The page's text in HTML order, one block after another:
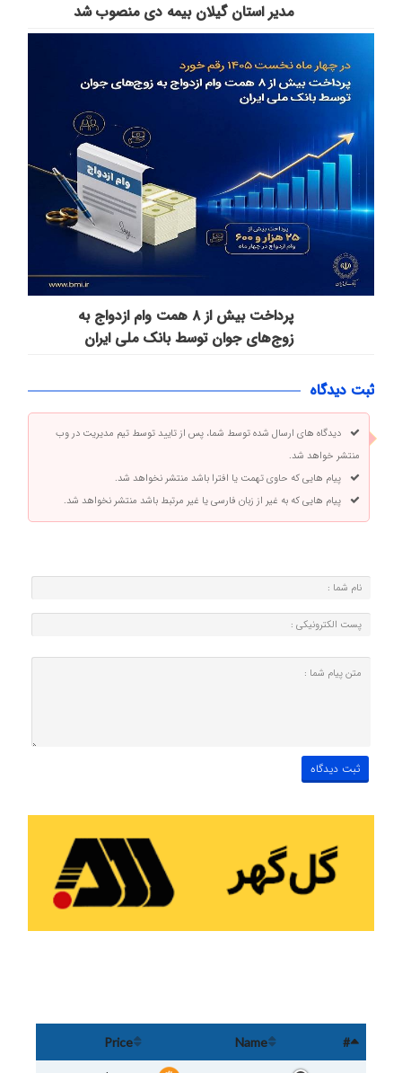
مدیر استان گیلان بیمه دی منصوب شد
پرداخت بیش از ۸ همت وام ازدواج به
زوج‌های جوان توسط بانک ملی ایران
ثبت دیدگاه
دیدگاه های ارسال شده توسط شما، پس از تایید توسط تیم مدیریت در وب
منتشر خواهد شد.
پیام هایی که حاوی تهمت یا افترا باشد منتشر نخواهد شد.
پیام هایی که به غیر از زبان فارسی یا غیر مرتبط باشد منتشر نخواهد شد.
#
Name
Price